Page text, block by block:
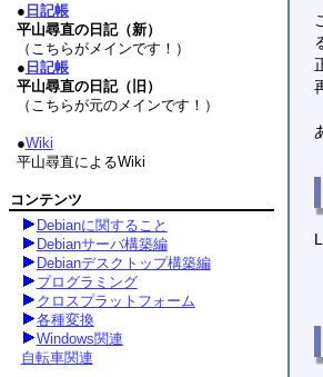
● 日記帳
平山尋直の日記（新）
（こちらがメインです！）
● 日記帳
平山尋直の日記（旧）
（こちらが元のメインです！）
●Wiki
平山尋直によるWiki
コンテンツ
Debianに関すること
Debianサーバ構築編
Debianデスクトップ構築編
プログラミング
クロスプラットフォーム
各種変換
Windows関連
自転車関連